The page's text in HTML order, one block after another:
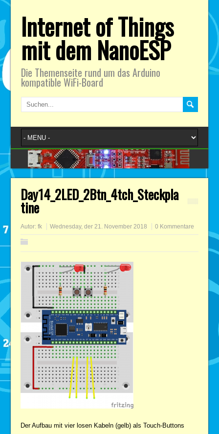
Internet of Things
mit dem NanoESP
Die Themenseite rund um das Arduino
kompatible WiFi-Board
Day14_2LED_2Btn_4tch_Steckpla
tine
Autor:fk Wednesday, der 21. November 2018 0 Kommentare
Der Aufbau mit vier losen Kabeln (gelb) als Touch-Buttons